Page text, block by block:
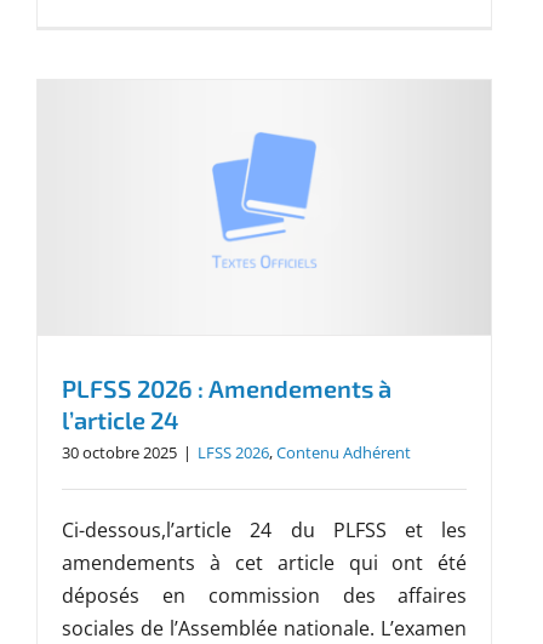
PLFSS 2026 : Amendements à
l’article 24
30 octobre 2025 | LFSS 2026,Contenu Adhérent
Ci-dessous,l’article 24 du PLFSS et les
amendements à cet article qui ont été
déposés en commission des affaires
sociales de l’Assemblée nationale. L’examen